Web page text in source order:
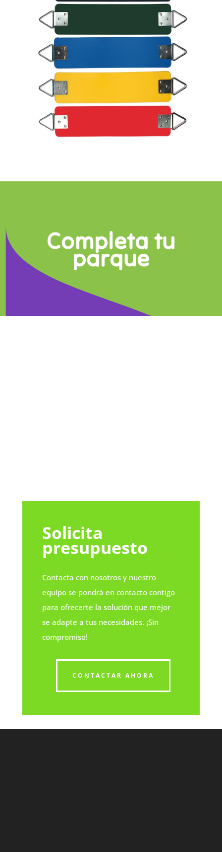
Completa tu
parque
Solicita
presupuesto
Contacta con nosotros y nuestro
equipo se pondrá en contacto contigo
para ofrecerte la solución que mejor
se adapte a tus necesidades. ¡Sin
compromiso!
CONTACTAR AHORA